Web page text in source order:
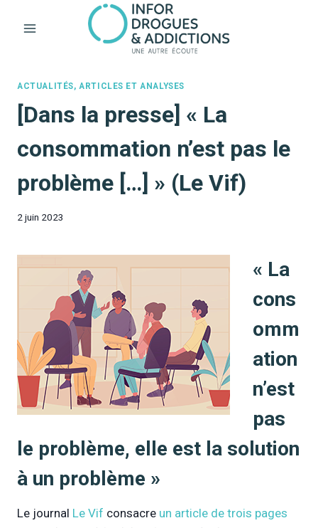
ACTUALITÉS, ARTICLES ET ANALYSES
[Dans la presse] « La
consommation n’est pas le
problème […] » (Le Vif)
2 juin 2023
« La
cons
omm
ation
n’est
pas
le problème, elle est la solution
à un problème »
Le journal Le Vif consacre un article de trois pages